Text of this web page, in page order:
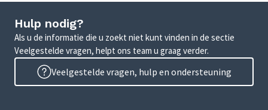
Hulp nodig?
Als u de informatie die u zoekt niet kunt vinden in de sectie
Veelgestelde vragen, helpt ons team u graag verder.
Veelgestelde vragen, hulp en ondersteuning